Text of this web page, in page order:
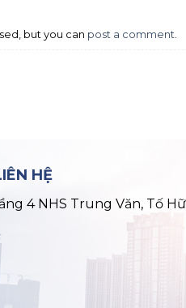
but you can post a comment.
HỆ
4 NHS Trung Văn, Tố